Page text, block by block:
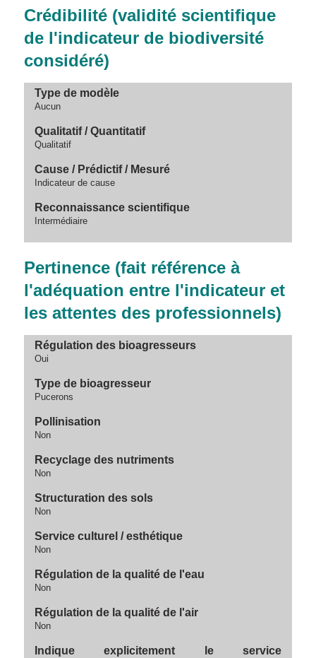
Crédibilité (validité scientifique
de l'indicateur de biodiversité
considéré)
Type de modèle
Aucun
Qualitatif / Quantitatif
Qualitatif
Cause / Prédictif / Mesuré
Indicateur de cause
Reconnaissance scientifique
Intermédiaire
Pertinence (fait référence à
l'adéquation entre l'indicateur et
les attentes des professionnels)
Régulation des bioagresseurs
Oui
Type de bioagresseur
Pucerons
Pollinisation
Non
Recyclage des nutriments
Non
Structuration des sols
Non
Service culturel / esthétique
Non
Régulation de la qualité de l'eau
Non
Régulation de la qualité de l'air
Non
Indique explicitement le service